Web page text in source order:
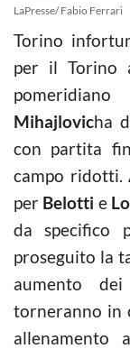
LaPresse/ Fabio Ferrari
Torino
per il Torino
Mihajlovicha
con partita
campo ridotti.
per Belotti e
da specifico
proseguito la
aumento
torneranno in
allenamento